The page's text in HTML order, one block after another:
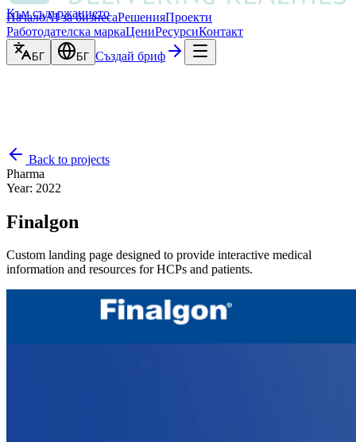
Към съдържанието
НачалоAI за бизнесаРешенияПроекти
Работодателска маркаЦениРесурсиКонтакт
БГ БГ Създай бриф
Back to projects
Pharma
Year: 2022
Finalgon
Custom landing page designed to provide interactive medical
information and resources for HCPs and patients.